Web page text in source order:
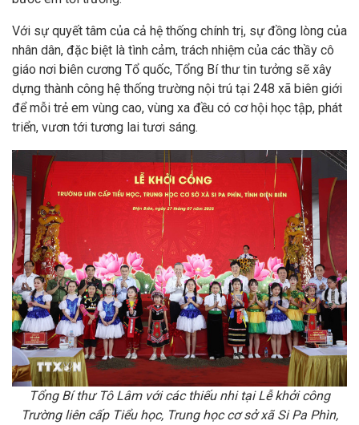
Với sự quyết tâm của cả hệ thống chính trị, sự đồng lòng của
nhân dân, đặc biệt là tình cảm, trách nhiệm của các thầy cô
giáo nơi biên cương Tổ quốc, Tổng Bí thư tin tưởng sẽ xây
dựng thành công hệ thống trường nội trú tại 248 xã biên giới
để mỗi trẻ em vùng cao, vùng xa đều có cơ hội học tập, phát
triển, vươn tới tương lai tươi sáng.
Tổng Bí thư Tô Lâm với các thiếu nhi tại Lễ khởi công
Trường liên cấp Tiểu học, Trung học cơ sở xã Si Pa Phìn,